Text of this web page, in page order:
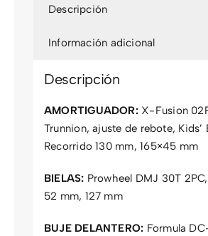
Descripción
Información adicional
Descripción
AMORTIGUADOR:X-Fusion
Trunnion, ajuste de rebote, Kids’
Recorrido 130 mm, 165×45 mm
BIELAS: Prowheel DMJ 30T
52 mm, 127 mm
BUJE DELANTERO: Formula